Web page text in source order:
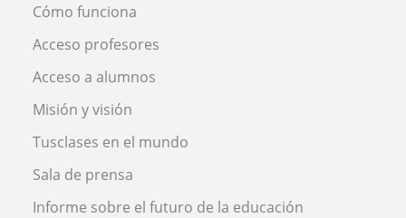
Cómo funciona
Acceso profesores
Acceso a alumnos
Misión y visión
Tusclases en el mundo
Sala de prensa
Informe sobre el futuro de la educación